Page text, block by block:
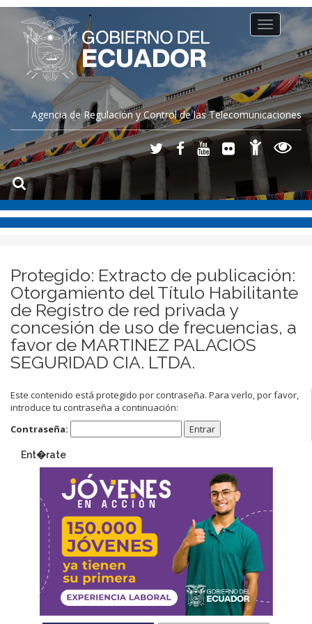
Agencia de Regulación y Control de las Telecomunicaciones
Toggle
navigation
Protegido: Extracto de publicación:
Otorgamiento del Título Habilitante
de Registro de red privada y
concesión de uso de frecuencias, a
favor de MARTINEZ PALACIOS
SEGURIDAD CIA. LTDA.
Este contenido está protegido por contraseña. Para verlo, por favor,
introduce tu contraseña a continuación:
Contraseña:
Ent�rate